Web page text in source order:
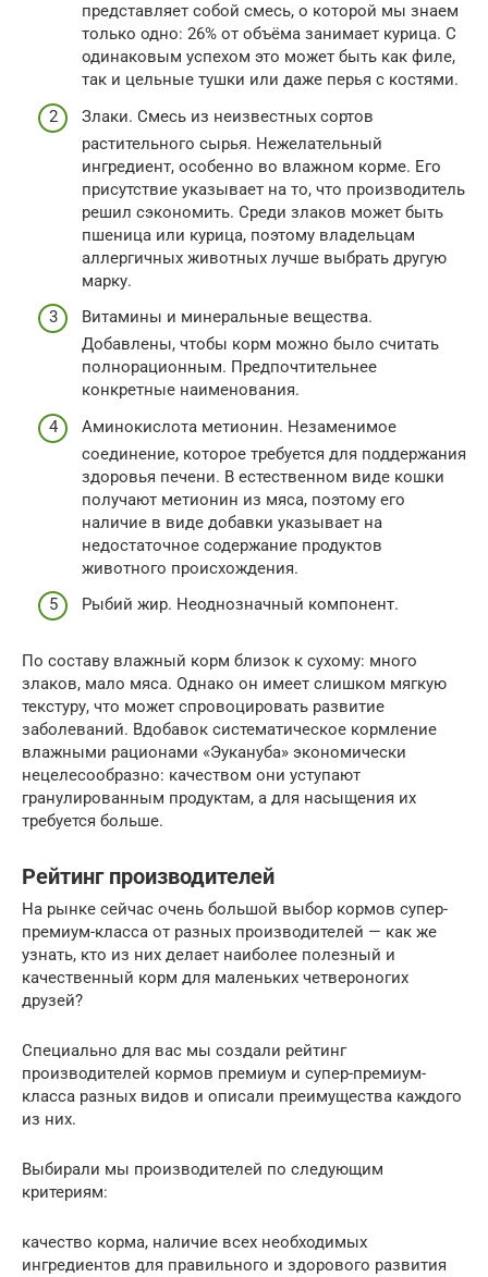
представляет собой смесь, о которой мы знаем
только одно: 26% от объёма занимает курица. С
одинаковым успехом это может быть как филе,
так и цельные тушки или даже перья с костями.
Злаки. Смесь из неизвестных сортов
растительного сырья. Нежелательный
ингредиент, особенно во влажном корме. Его
присутствие указывает на то, что производитель
решил сэкономить. Среди злаков может быть
пшеница или курица, поэтому владельцам
аллергичных животных лучше выбрать другую
марку.
Витамины и минеральные вещества.
Добавлены, чтобы корм можно было считать
полнорационным. Предпочтительнее
конкретные наименования.
Аминокислота метионин. Незаменимое
соединение, которое требуется для поддержания
здоровья печени. В естественном виде кошки
получают метионин из мяса, поэтому его
наличие в виде добавки указывает на
недостаточное содержание продуктов
животного происхождения.
Рыбий жир. Неоднозначный компонент.
По составу влажный корм близок к сухому: много
злаков, мало мяса. Однако он имеет слишком мягкую
текстуру, что может спровоцировать развитие
заболеваний. Вдобавок систематическое кормление
влажными рационами «Эукануба» экономически
нецелесообразно: качеством они уступают
гранулированным продуктам, а для насыщения их
требуется больше.
Рейтинг производителей
На рынке сейчас очень большой выбор кормов супер-
премиум-класса от разных производителей — как же
узнать, кто из них делает наиболее полезный и
качественный корм для маленьких четвероногих
друзей?
Специально для вас мы создали рейтинг
производителей кормов премиум и супер-премиум-
класса разных видов и описали преимущества каждого
из них.
Выбирали мы производителей по следующим
критериям:
качество корма, наличие всех необходимых
ингредиентов для правильного и здорового развития